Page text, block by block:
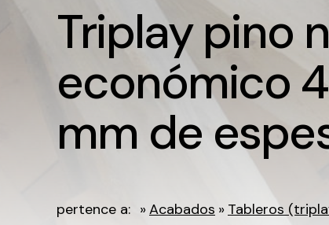
Triplay pino
económico
mm de
pertence a: » Acabados » Tableros